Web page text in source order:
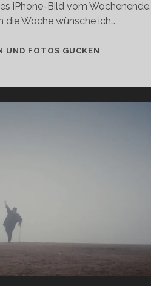
iPhone-Bild vom Wochenende.
die Woche wünsche ich…
UND FOTOS GUCKEN